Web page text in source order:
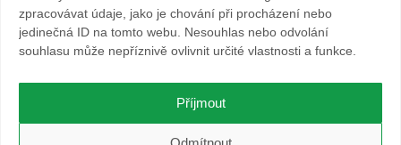
zpracovávat údaje, jako je chování při procházení nebo
jedinečná ID na tomto webu. Nesouhlas nebo odvolání
souhlasu může nepříznivě ovlivnit určité vlastnosti a funkce.
Příjmout
Spolek BESKYDHOST je dobrovolný svazek fyzických a
právnických osob podnikajících v hostinské živnosti
a příbuzných oborech v oblasti cestovního ruchu. Místem
nad Ostravicí.
O WordPress se stará